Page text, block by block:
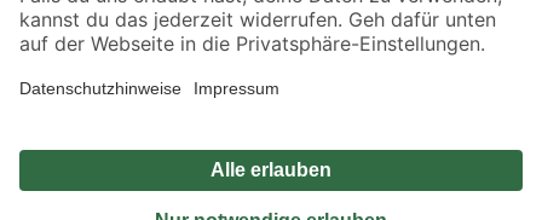
Alle Preisangaben in EUR inkl. gesetzl. MwSt.. Die dargestellten Angebote sind unter
Umständen nicht in allen Märkten verfügbar. Die angegebenen Verfügbarkeiten beziehen
Produkte nur solange der Vorrat reicht.
*Paketversand ab 59 € versandkostenfrei, gilt nicht für Artikel mit Speditionsversand, hier
Privatsphäre Impressum
Nutzungsbedingungen
Widerrufsrecht
Vertrag widerrufen